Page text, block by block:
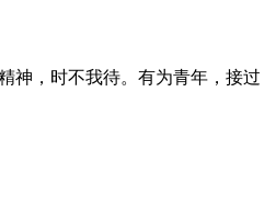
神，时不我待。有为青年，接过